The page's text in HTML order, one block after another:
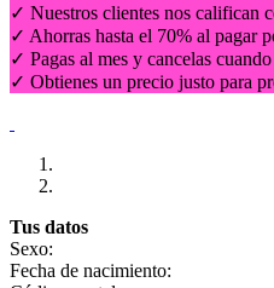
✓ Nuestros clientes nos califican
✓ Ahorras hasta el 70% al pagar
✓ Pagas al mes y cancelas
✓ Obtienes un precio justo para
Tus datos
Sexo:
Fecha de nacimiento: